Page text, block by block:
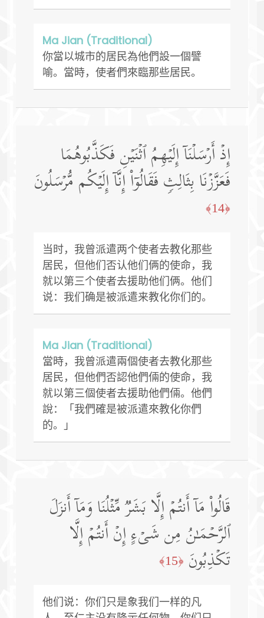
Ma Jian (Traditional)
你當以城市的居民為他們設一個譬
喻。當時，使者們來臨那些居民。
إِذۡ أَرۡسَلۡنَاۤ إِلَیۡهِمُ ٱثۡنَیۡنِ فَكَذَّبُوهُمَا
فَعَزَّزۡنَا بِثَالِثࣲ فَقَالُوۤا۟ إِنَّاۤ إِلَیۡكُم مُّرۡسَلُونَ
﴿14﴾
当时，我曾派遣两个使者去教化那些
居民，但他们否认他们俩的使命，我
就以第三个使者去援助他们俩。他们
说：我们确是被派遣来教化你们的。
Ma Jian (Traditional)
當時，我曾派遣兩個使者去教化那些
居民，但他們否認他們倆的使命，我
就以第三個使者去援助他們倆。他們
說：「我們確是被派遣來教化你們
的。」
قَالُوا۟ مَاۤ أَنتُمۡ إِلَّا بَشَرࣱ مِّثۡلُنَا وَمَاۤ أَنزَلَ
ٱلرَّحۡمَـٰنُ مِن شَیۡءٍ إِنۡ أَنتُمۡ إِلَّا
تَكۡذِبُونَ ﴿15﴾
他们说：你们只是象我们一样的凡